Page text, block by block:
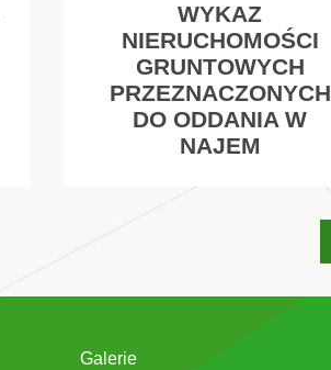
WYKAZ
NIERUCHOMOŚCI
GRUNTOWYCH
PRZEZNACZONYCH
DO ODDANIA W
NAJEM
Galerie